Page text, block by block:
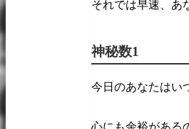
それでは早速、あ
神秘数1
今日のあなたはい